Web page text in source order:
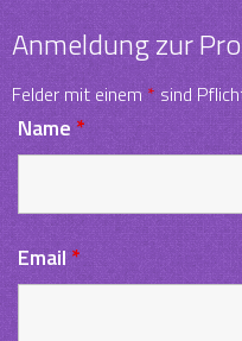
Anmeldung zur
Felder mit einem *sind
Name *
Email*